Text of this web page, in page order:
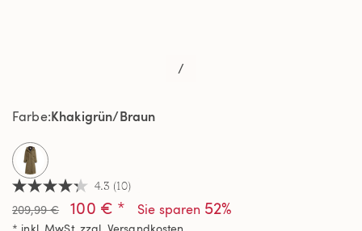
/
4.3
von
5
4.3 (10)
209,99 € 100 € * Sie sparen 52%
Farbe Khakigrün/Braun
selected